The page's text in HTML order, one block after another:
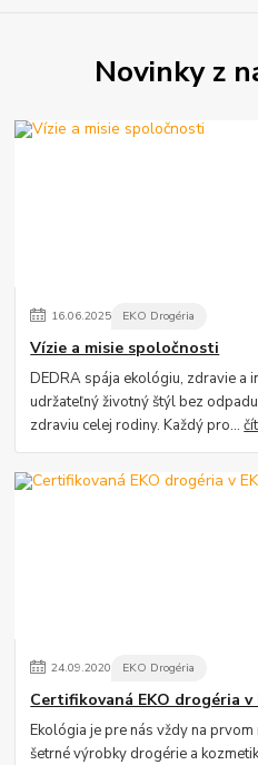
Novinky z
16.06.2025 EKO Drogéria
Vízie a misie spoločnosti
DEDRA spája ekológiu, zdravie a
udržateľný životný štýl bez
zdraviu celej rodiny. Každý pro...
24.09.2020 EKO Drogéria
Certifikovaná EKO drogéria v
Ekológia je pre nás vždy na
šetrné výrobky drogérie a